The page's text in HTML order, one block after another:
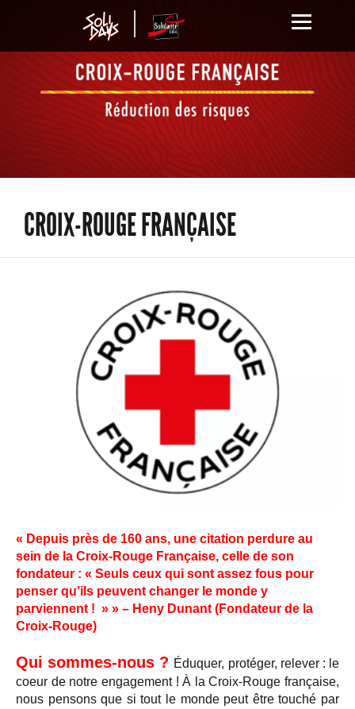
CROIX-ROUGE FRANÇAISE
« Depuis près de 160 ans, une citation perdure au
sein de la Croix-Rouge Française, celle de son
fondateur : « Seuls ceux qui sont assez fous pour
penser qu’ils peuvent changer le monde y
parviennent ! » » – Heny Dunant (Fondateur de la
Croix-Rouge)
Qui sommes-nous ? Éduquer, protéger, relever : le
coeur de notre engagement ! À la Croix-Rouge française,
nous pensons que si tout le monde peut être touché par